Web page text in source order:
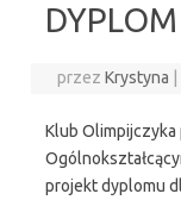
przezKrystyna
Klub Olimpijczyka
projekt dyplomu